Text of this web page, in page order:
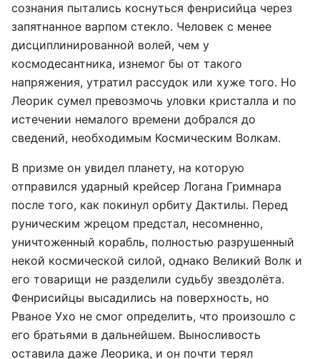
сознания пытались коснуться фенрисийца через
запятнанное варпом стекло. Человек с менее
дисциплинированной волей, чем у
космодесантника, изнемог бы от такого
напряжения, утратил рассудок или хуже того. Но
Леорик сумел превозмочь уловки кристалла и по
истечении немалого времени добрался до
сведений, необходимым Космическим Волкам.
В призме он увидел планету, на которую
отправился ударный крейсер Логана Гримнара
после того, как покинул орбиту Дактилы. Перед
руническим жрецом предстал, несомненно,
уничтоженный корабль, полностью разрушенный
некой космической силой, однако Великий Волк и
его товарищи не разделили судьбу звездолёта.
Фенрисийцы высадились на поверхность, но
Рваное Ухо не смог определить, что произошло с
его братьями в дальнейшем. Выносливость
оставила даже Леорика, и он почти терял